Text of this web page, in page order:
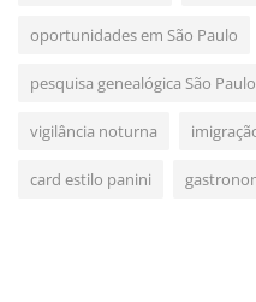
oportunidades em São Paulo
pesquisa genealógica São Paulo
vigilância noturna
card estilo panini